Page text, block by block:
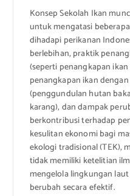
Konsep Sekolah Ikan
untuk mengatasi
dihadapi perikanan
berlebihan, praktik
(seperti penangkapan
penangkapan ikan
(penggundulan hutan
karang), dan dampak
berkontribusi terhadap
kesulitan ekonomi bagi
ekologi tradisional (TEK),
tidak memiliki ketelitian
mengelola lingkungan
berubah secara efektif.